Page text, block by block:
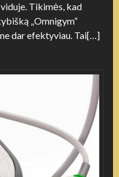
Tikimės, kad
„Omnigym“
dar efektyviau. Tai[…]